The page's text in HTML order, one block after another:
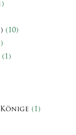
(10)
(1)
(1)